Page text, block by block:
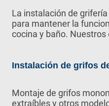
La instalación de
para mantener la
cocina y baño.
Instalación de grifos
Montaje de grifos
extraíbles y otros